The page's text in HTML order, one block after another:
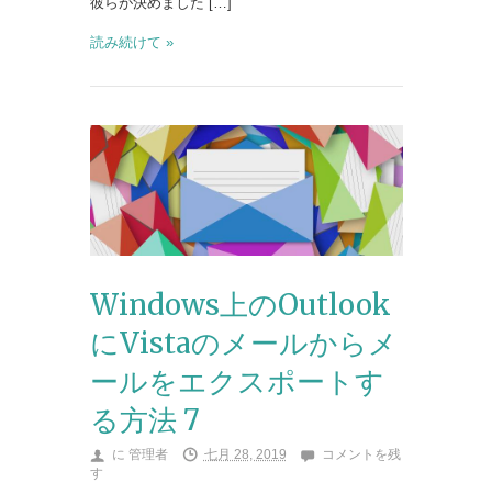
読み続けて »
Windows上のOutlook
にVistaのメールからメ
ールをエクスポートす
る方法 7
に 管理者 七月 28, 2019
コメントを残
す